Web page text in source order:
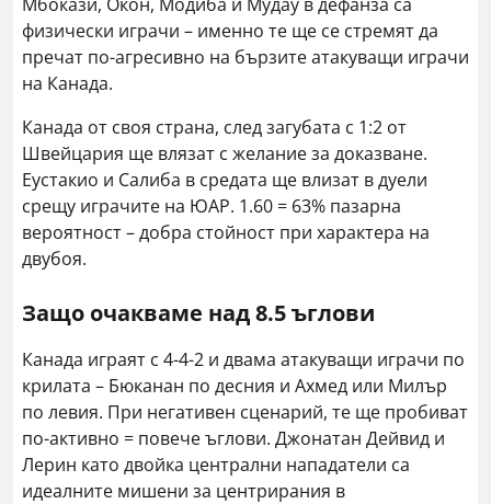
физически играчи – именно те ще се стремят да
пречат по-агресивно на бързите атакуващи играчи
на Канада.
Канада от своя страна, след загубата с 1:2 от
Швейцария ще влязат с желание за доказване.
Еустакио и Салиба в средата ще влизат в дуели
срещу играчите на ЮАР. 1.60 = 63% пазарна
вероятност – добра стойност при характера на
двубоя.
Защо очакваме над 8.5 ъглови
Канада играят с 4-4-2 и двама атакуващи играчи по
крилата – Бюканан по десния и Ахмед или Милър
по левия. При негативен сценарий, те ще пробиват
по-активно = повече ъглови. Джонатан Дейвид и
Лерин като двойка централни нападатели са
идеалните мишени за центрирания в